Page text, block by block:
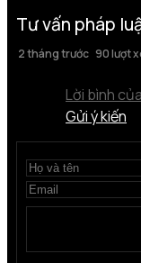
Tư vấn pháp
2 tháng trước 90 lượt
Lời bình
Gửi ý kiến